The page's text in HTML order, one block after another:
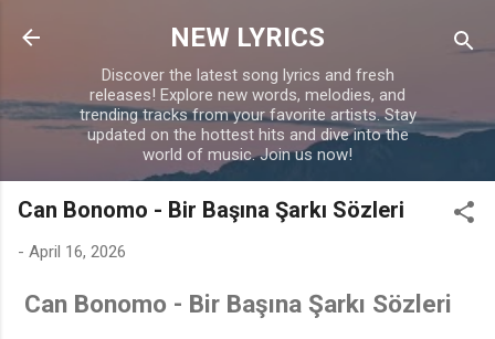
Skip to main content
NEW LYRICS
Discover the latest song lyrics and fresh
releases! Explore new words, melodies, and
trending tracks from your favorite artists. Stay
updated on the hottest hits and dive into the
world of music. Join us now!
Can Bonomo - Bir Başına Şarkı Sözleri
- April 16, 2026
Can Bonomo - Bir Başına Şarkı Sözleri